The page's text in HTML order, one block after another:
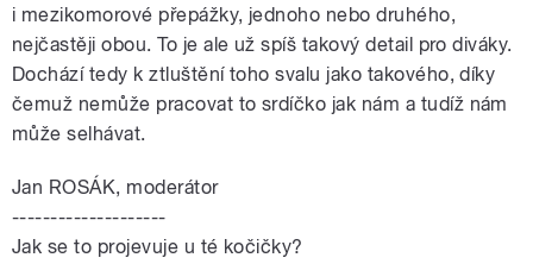
i mezikomorové přepážky, jednoho nebo druhého,
nejčastěji obou. To je ale už spíš takový detail pro diváky.
Dochází tedy k ztluštění toho svalu jako takového, díky
čemuž nemůže pracovat to srdíčko jak nám a tudíž nám
může selhávat.
Jan ROSÁK, moderátor
--------------------
Jak se to projevuje u té kočičky?